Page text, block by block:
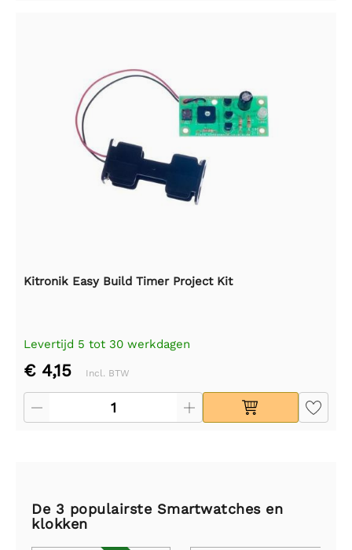
Kitronik Easy Build Timer Project Kit
Levertijd 5 tot 30 werkdagen
€ 4,15 Incl. BTW
De 3 populairste Smartwatches en
klokken